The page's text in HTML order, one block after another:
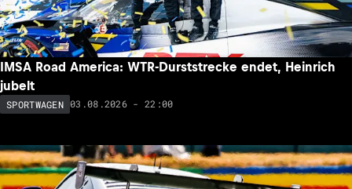
IMSA Road America: WTR-Durststrecke endet, Heinrich
jubelt
SPORTWAGEN 03.08.2026 - 22:00